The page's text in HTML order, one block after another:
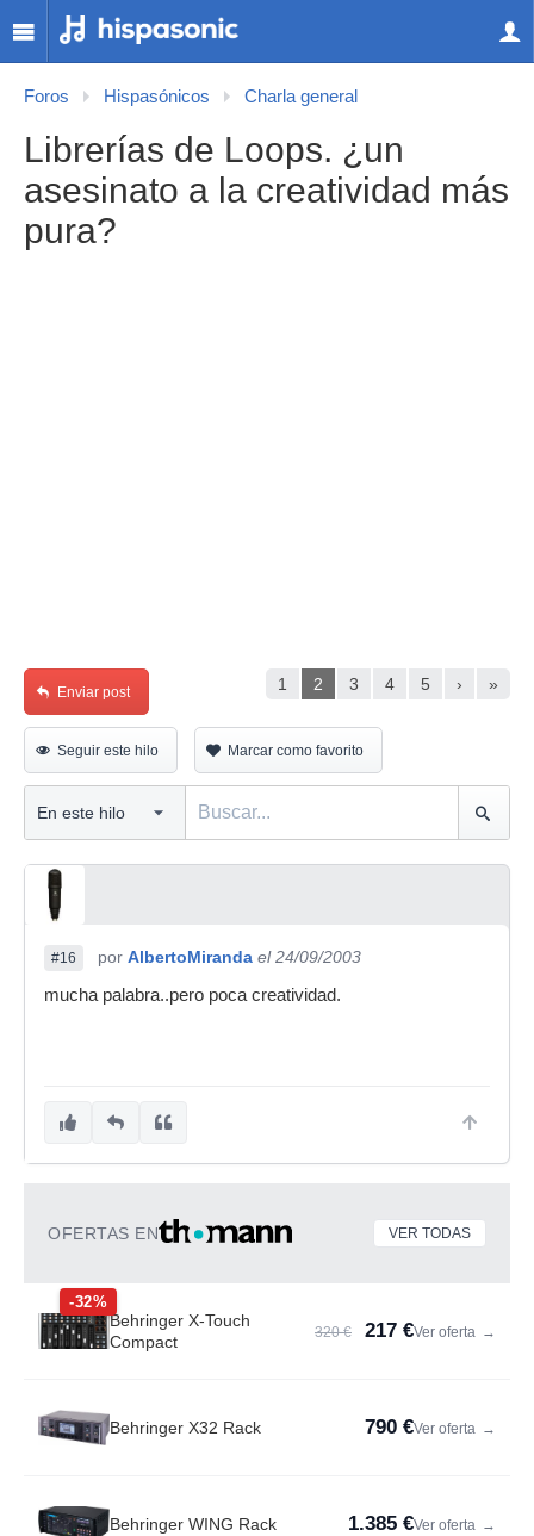
Foros Hispasónicos Charla general
Librerías de Loops. ¿un
asesinato a la creatividad más
pura?
1 2 3 4 5 › »
Enviar post
Seguir este hilo Marcar como favorito
#16 por AlbertoMiranda el 24/09/2003
mucha palabra..pero poca creatividad.
OFERTAS EN VER TODAS
-32%
Behringer X-Touch
Compact
320 € 217 €Ver oferta →
Behringer X32 Rack 790 €Ver oferta →
Behringer WING Rack 1.385 €Ver oferta →